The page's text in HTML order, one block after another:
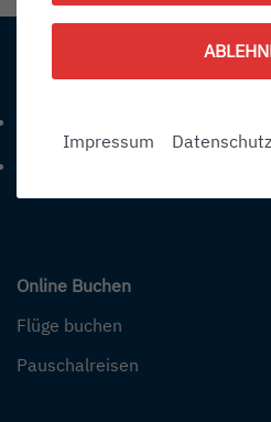
Kontakt
Telefonnummer: 4 9 0 7 5 4 1 2
Online Buchen
Flüge buchen
Pauschalreisen
Impressum